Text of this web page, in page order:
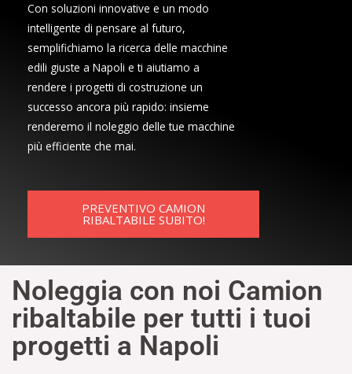
Con soluzioni innovative e un modo
intelligente di pensare al futuro,
semplifichiamo la ricerca delle macchine
edili giuste a Napoli e ti aiutiamo a
rendere i progetti di costruzione un
successo ancora più rapido: insieme
renderemo il noleggio delle tue macchine
più efficiente che mai.
PREVENTIVO CAMION
RIBALTABILE SUBITO!
Noleggia con noi Camion
ribaltabile per tutti i tuoi
progetti a Napoli